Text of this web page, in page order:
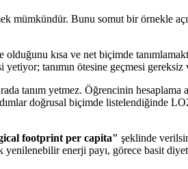
mümkündür. Bunu somut bir örnekle
kısa ve net biçimde
tanımın ötesine geçmesi gereksiz
tanım yetmez. Öğrencinin hesaplama
doğrusal biçimde listelendiğinde
footprint per capita" şeklinde
enerji payı, görece basit